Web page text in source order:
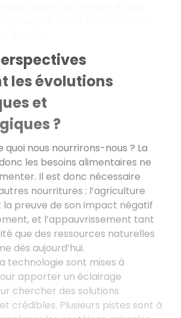
les évolutions
et
?
quoi nous nourrirons-nous ? La
les besoins alimentaires ne
Il est donc nécessaire
nourritures : l’agriculture
la preuve de son impact négatif
et l’appauvrissement tant
que des ressources naturelles
dès aujourd’hui.
technologie sont mises à
apporter un éclairage
chercher des solutions
crédibles. Plusieurs pistes sont à